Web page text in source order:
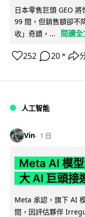
日本零售巨頭 GEO
99 間，但銷售額卻不
收」奇蹟，...
閱讀全
252 20 ↗
人工智能
Vin 1 日
Meta AI 模
大 AI 巨頭接
Meta 承認，旗下 AI
間，因評估夥伴